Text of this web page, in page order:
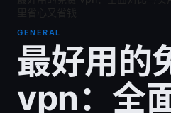
GENERAL
最好用的
vpn：全